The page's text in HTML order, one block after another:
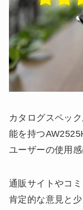
カタログスペッ
能を持つ
ユーザーの使用
通販サイトやコ
肯定的な意見と